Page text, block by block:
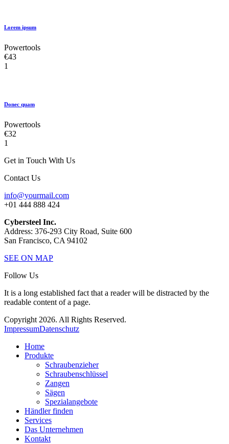
Lorem ipsum
Powertools
€43
1
Donec quam
Powertools
€32
1
Get in Touch With Us
Contact Us
info@yourmail.com
+01 444 888 424
Cybersteel Inc.
Address: 376-293 City Road, Suite 600
San Francisco, CA 94102
SEE ON MAP
Follow Us
It is a long established fact that a reader will be distracted by the
readable content of a page.
Copyright 2026. All Rights Reserved.
ImpressumDatenschutz
Home
Produkte
Schraubenzieher
Schraubenschlüssel
Zangen
Sägen
Spezialangebote
Händler finden
Services
Das Unternehmen
Kontakt